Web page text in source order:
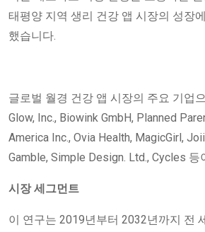
태평양 지역 생리 건강 앱 시장의 성장
했습니다.
글로벌 월경 건강 앱 시장의 주요 기업
Glow, Inc., Biowink GmbH, Planned
America Inc., Ovia Health, MagicGirl,
Gamble, Simple Design. Ltd., Cycles 등
시장 세그먼트
이 연구는 2019년부터 2032년까지 전